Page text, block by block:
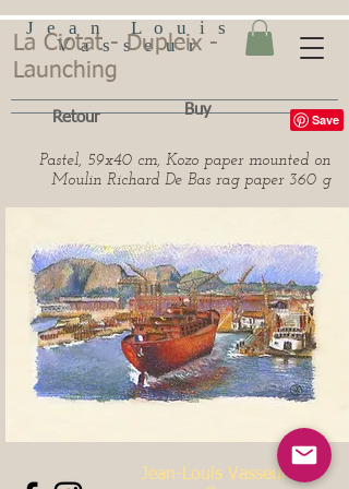
Jean Louis
Vasseur
La Ciotat - Dupleix -
Launching
Retour Buy
Pastel, 59x40 cm, Kozo paper mounted on
Moulin Richard De Bas rag paper 360 g
Jean-Louis Vasseur